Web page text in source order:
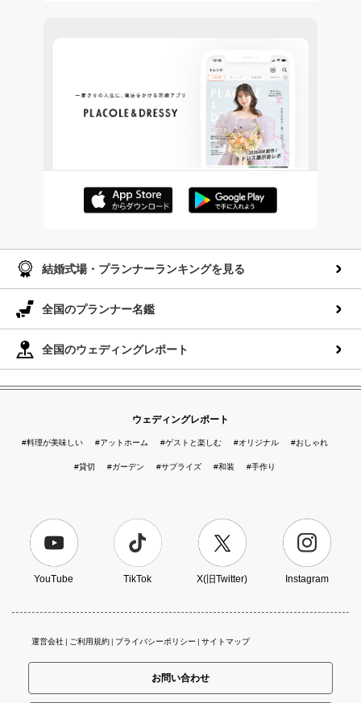
結婚式場・プランナーランキングを見る
全国のプランナー名鑑
全国のウェディングレポート
ウェディングレポート
#料理が美味しい #アットホーム #ゲストと楽しむ #オリジナル #おしゃれ
#貸切 #ガーデン #サプライズ #和装 #手作り
YouTube TikTok X(旧Twitter) Instagram
運営会社 ご利用規約 プライバシーポリシー サイトマップ
お問い合わせ